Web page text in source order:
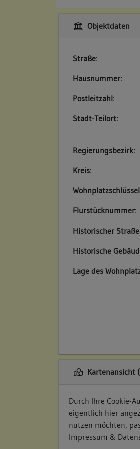
Objektdaten
Straße:
Hausnummer:
Postleitzahl:
Stadt-Teilort:
Regierungsbezirk:
Kreis:
Flurstücknummer:
Historischer
Historische
Lage des
Kartenansicht
Durch Ihre Cookie-
eigentlich hier
nutzen möchten,
Impressum &